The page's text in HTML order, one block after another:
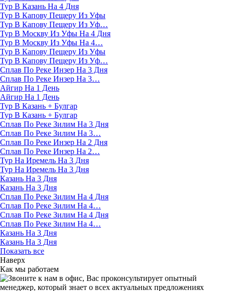
Тур В Казань На 4 Дня
Тур В Капову Пещеру Из Уфы
Тур В Капову Пещеру Из Уф…
Тур В Москву Из Уфы На 4 Дня
Тур В Москву Из Уфы На 4…
Тур В Капову Пещеру Из Уфы
Тур В Капову Пещеру Из Уф…
Сплав По Реке Инзер На 3 Дня
Сплав По Реке Инзер На 3…
Айгир На 1 День
Айгир На 1 День
Тур В Казань + Булгар
Тур В Казань + Булгар
Сплав По Реке Зилим На 3 Дня
Сплав По Реке Зилим На 3…
Сплав По Реке Инзер На 2 Дня
Сплав По Реке Инзер На 2…
Тур На Иремель На 3 Дня
Тур На Иремель На 3 Дня
Казань На 3 Дня
Казань На 3 Дня
Сплав По Реке Зилим На 4 Дня
Сплав По Реке Зилим На 4…
Сплав По Реке Зилим На 4 Дня
Сплав По Реке Зилим На 4…
Казань На 3 Дня
Казань На 3 Дня
Показать все
Наверх
Как мы работаем